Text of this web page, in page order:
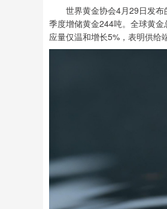
世界黄金协会4月29日发布
季度增储黄金244吨。全球黄
应量仅温和增长5%，表明供给